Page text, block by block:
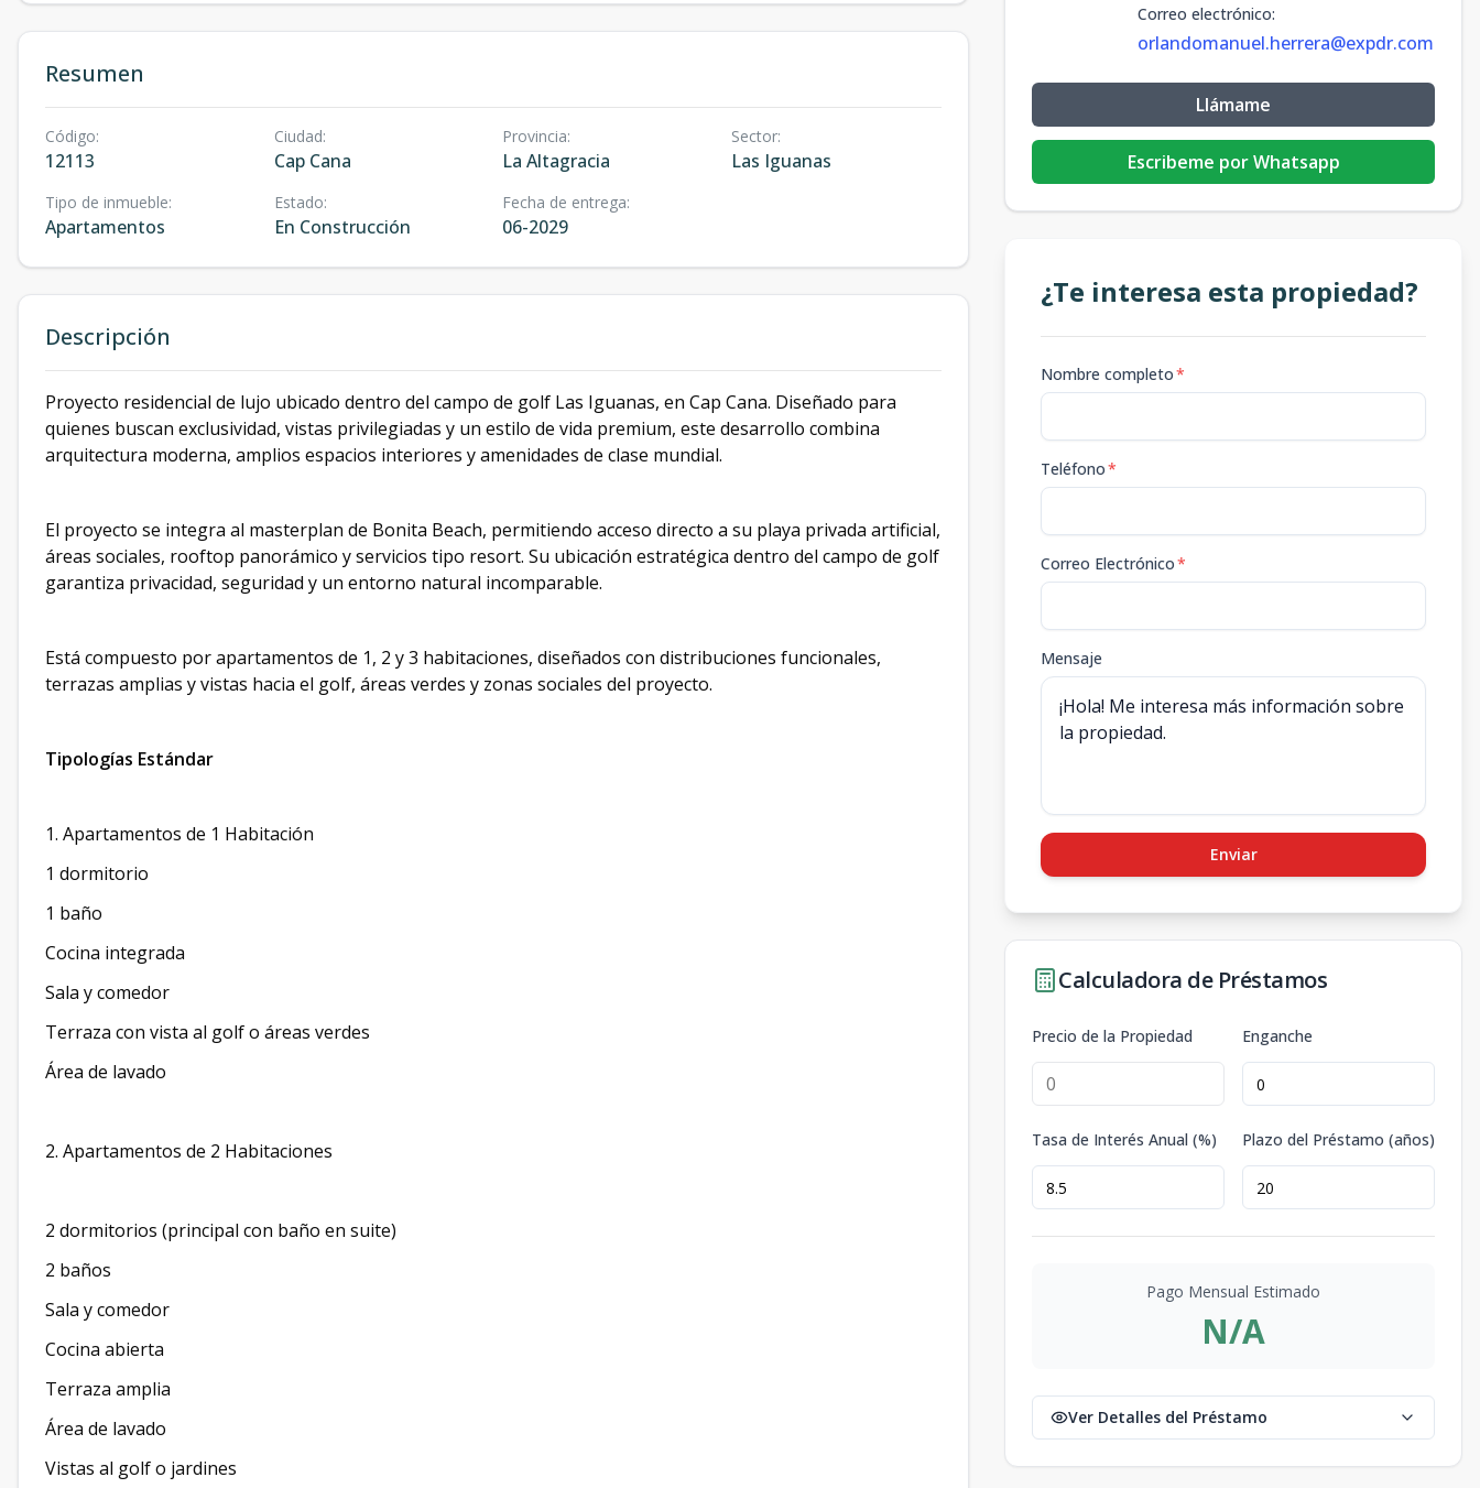
Resumen
Código:
12113
Ciudad:
Cap Cana
Provincia:
La Altagracia
Sector:
Las Iguanas
Tipo de inmueble:
Apartamentos
Estado:
En Construcción
Fecha de entrega:
06-2029
Descripción
Proyecto residencial de lujo ubicado dentro del campo de golf Las Iguanas, en Cap Cana. Diseñado para
quienes buscan exclusividad, vistas privilegiadas y un estilo de vida premium, este desarrollo combina
arquitectura moderna, amplios espacios interiores y amenidades de clase mundial.
El proyecto se integra al masterplan de Bonita Beach, permitiendo acceso directo a su playa privada artificial,
áreas sociales, rooftop panorámico y servicios tipo resort. Su ubicación estratégica dentro del campo de golf
garantiza privacidad, seguridad y un entorno natural incomparable.
Está compuesto por apartamentos de 1, 2 y 3 habitaciones, diseñados con distribuciones funcionales,
terrazas amplias y vistas hacia el golf, áreas verdes y zonas sociales del proyecto.
Tipologías Estándar
1. Apartamentos de 1 Habitación
1 dormitorio
1 baño
Cocina integrada
Sala y comedor
Terraza con vista al golf o áreas verdes
Área de lavado
2. Apartamentos de 2 Habitaciones
2 dormitorios (principal con baño en suite)
2 baños
Sala y comedor
Cocina abierta
Terraza amplia
Área de lavado
Vistas al golf o jardines
Correo electrónico:
orlandomanuel.herrera@expdr.com
Llámame
Escribeme por Whatsapp
¿Te interesa esta propiedad?
Nombre completo*
Teléfono*
Correo Electrónico*
Mensaje
Enviar
Calculadora de Préstamos
Precio de la Propiedad Enganche
Tasa de Interés Anual (%) Plazo del Préstamo (años)
Pago Mensual Estimado
N/A
Ver Detalles del Préstamo